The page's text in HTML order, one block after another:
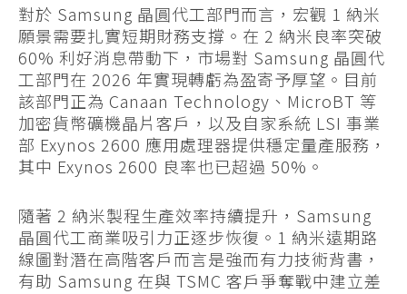
對於 Samsung 晶圓代工部門而言，宏觀 1 納米
願景需要扎實短期財務支撐。在 2 納米良率突破
60% 利好消息帶動下，市場對 Samsung 晶圓代
工部門在 2026 年實現轉虧為盈寄予厚望。目前
該部門正為 Canaan Technology、MicroBT 等
加密貨幣礦機晶片客戶，以及自家系統 LSI 事業
部 Exynos 2600 應用處理器提供穩定量產服務，
其中 Exynos 2600 良率也已超過 50%。
隨著 2 納米製程生產效率持續提升，Samsung
晶圓代工商業吸引力正逐步恢復。1 納米遠期路
線圖對潛在高階客戶而言是強而有力技術背書，
有助 Samsung 在與 TSMC 客戶爭奪戰中建立差